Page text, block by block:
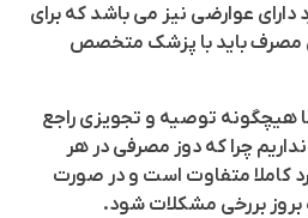
دارای عوارضی نیز می باشد که برای
مصرف باید با پزشک متخصص
هیچگونه توصیه و تجویزی راجع
چرا که دوز مصرفی در هر
کاملا متفاوت است و در صورت
بررخی مشکلات شود.